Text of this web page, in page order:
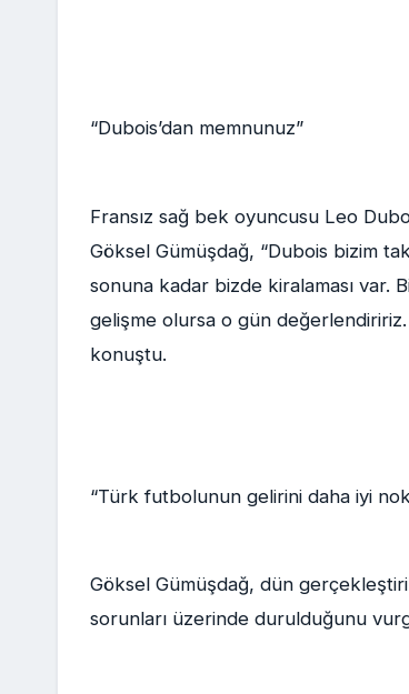
“Dubois’dan memnunuz”
Fransız sağ bek oyuncusu Leo
Göksel Gümüşdağ, “Dubois bizim
sonuna kadar bizde kiralaması var.
gelişme olursa o gün
konuştu.
“Türk futbolunun gelirini daha iyi
Göksel Gümüşdağ, dün
sorunları üzerinde durulduğunu